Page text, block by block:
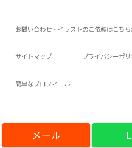
お問い合わせ・イラストのご依頼はこちら
サイトマップ プライバシーポ
簡単なプロフィール
Copyright© アロアロウィの今日